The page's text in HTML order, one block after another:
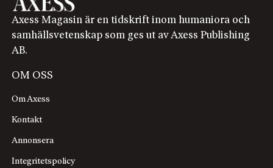
Axess Magasin är en tidskrift inom humaniora och
samhällsvetenskap som ges ut av Axess Publishing
AB.
OM OSS
Om Axess
Kontakt
Annonsera
Integritetspolicy